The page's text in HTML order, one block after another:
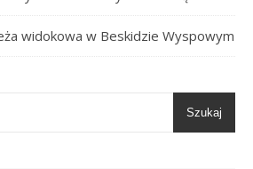
widokowa w Beskidzie Wyspowym
Szukaj